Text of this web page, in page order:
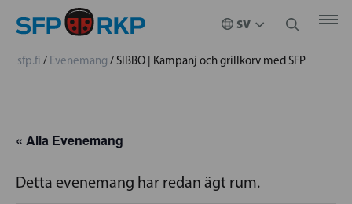
sfp.fi / Evenemang / SIBBO | Kampanj och grillkorv med SFP
« Alla Evenemang
Detta evenemang har redan ägt rum.